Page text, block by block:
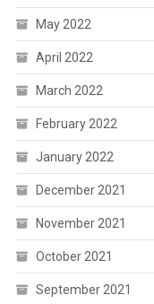
May 2022
April 2022
March 2022
February 2022
January 2022
December 2021
November 2021
October 2021
September 2021